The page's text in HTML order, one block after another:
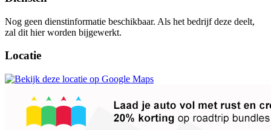
Nog geen dienstinformatie beschikbaar. Als het bedrijf deze deelt,
zal dit hier worden bijgewerkt.
Locatie